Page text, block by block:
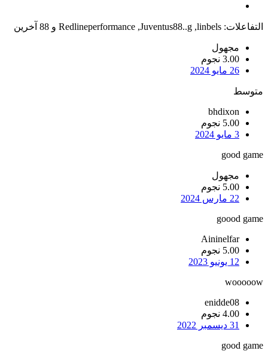
التفاعلات: linbels
,
Juventus88..g
,
Redlineperformance و 88 آخرين
مجهول
3.00 نجوم
26 مايو 2024
متوسط
bhdixon
5.00 نجوم
3 مايو 2024
good game
مجهول
5.00 نجوم
22 مارس 2024
goood game
Aininelfar
5.00 نجوم
12 يونيو 2023
wooooow
enidde08
4.00 نجوم
31 ديسمبر 2022
good game